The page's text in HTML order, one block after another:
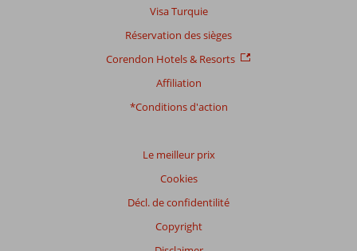
Visa Turquie
Réservation des sièges
Corendon Hotels & Resorts
Affiliation
*Conditions d'action
Le meilleur prix
Cookies
Décl. de confidentilité
Copyright